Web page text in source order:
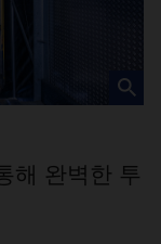
해 완벽한 투